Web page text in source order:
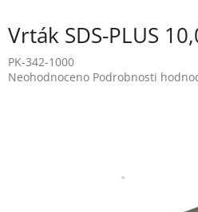
Vrták SDS-PLUS
PK-342-1000
Průměrné
Neohodnoceno Podrobnosti